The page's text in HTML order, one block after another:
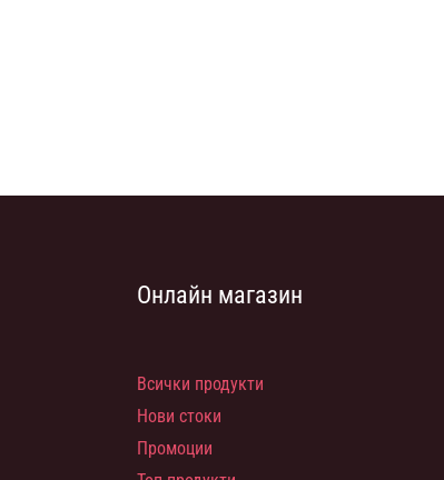
Онлайн магазин
Всички продукти
Нови стоки
Промоции